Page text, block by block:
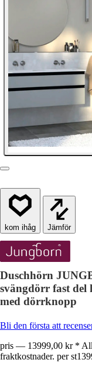
Jämför
Duschhörn
svängdörr fast del
med dörrknopp
Bli den första att
pris — 13999,00 kr *
fraktkostnader. per st